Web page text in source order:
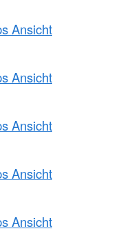
Ansicht
Ansicht
Ansicht
Ansicht
Ansicht